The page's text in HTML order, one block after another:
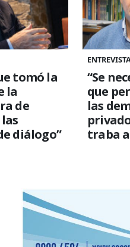
tomó la
la
de
diálogo”
“Se
que
las
traba